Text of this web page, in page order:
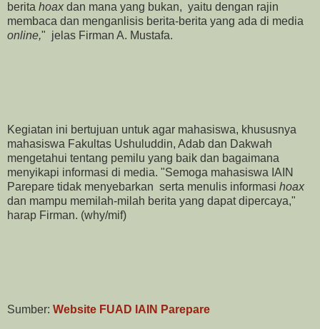
berita hoax dan mana yang bukan, yaitu dengan rajin
membaca dan menganlisis berita-berita yang ada di media
online," jelas Firman A. Mustafa.
Kegiatan ini bertujuan untuk agar mahasiswa, khususnya
mahasiswa Fakultas Ushuluddin, Adab dan Dakwah
mengetahui tentang pemilu yang baik dan bagaimana
menyikapi informasi di media. "Semoga mahasiswa IAIN
Parepare tidak menyebarkan serta menulis informasi hoax
dan mampu memilah-milah berita yang dapat dipercaya,"
harap Firman. (why/mif)
Sumber: Website FUAD IAIN Parepare